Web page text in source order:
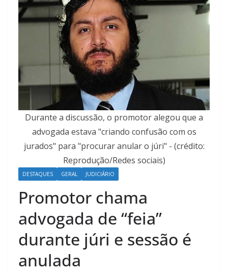
Durante a discussão, o promotor alegou que a
advogada estava "criando confusão com os
jurados" para "procurar anular o júri" - (crédito:
Reprodução/Redes sociais)
DESTAQUES GERAL JUDICIÁRIO
Promotor chama
advogada de “feia”
durante júri e sessão é
anulada